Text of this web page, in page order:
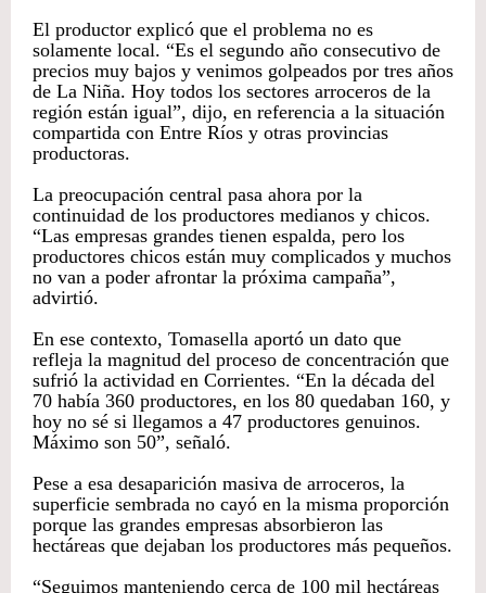
El productor explicó que el problema no es
solamente local. “Es el segundo año consecutivo de
precios muy bajos y venimos golpeados por tres años
de La Niña. Hoy todos los sectores arroceros de la
región están igual”, dijo, en referencia a la situación
compartida con Entre Ríos y otras provincias
productoras.
La preocupación central pasa ahora por la
continuidad de los productores medianos y chicos.
“Las empresas grandes tienen espalda, pero los
productores chicos están muy complicados y muchos
no van a poder afrontar la próxima campaña”,
advirtió.
En ese contexto, Tomasella aportó un dato que
refleja la magnitud del proceso de concentración que
sufrió la actividad en Corrientes. “En la década del
70 había 360 productores, en los 80 quedaban 160, y
hoy no sé si llegamos a 47 productores genuinos.
Máximo son 50”, señaló.
Pese a esa desaparición masiva de arroceros, la
superficie sembrada no cayó en la misma proporción
porque las grandes empresas absorbieron las
hectáreas que dejaban los productores más pequeños.
“Seguimos manteniendo cerca de 100 mil hectáreas